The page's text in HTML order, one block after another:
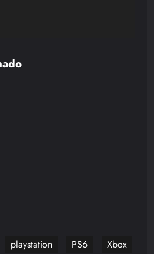
playstation PS6
Xbox